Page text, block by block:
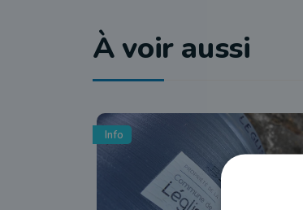
À voir aussi
Info